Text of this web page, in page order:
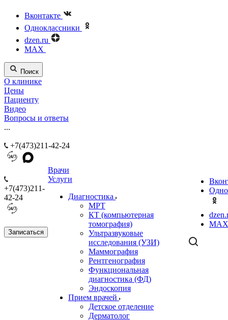
Вконтакте
Одноклассники
dzen.ru
MAX
Поиск
О клинике
Цены
Пациенту
Видео
Вопросы и ответы
...
+7(473)211-42-24
+7(473)211-
42-24
Записаться
Врачи
Услуги
Диагностика
МРТ
КТ (компьютерная
томография)
Ультразвуковые
исследования (УЗИ)
Маммография
Рентгенография
Функциональная
диагностика (ФД)
Эндоскопия
Прием врачей
Детское отделение
Дерматолог